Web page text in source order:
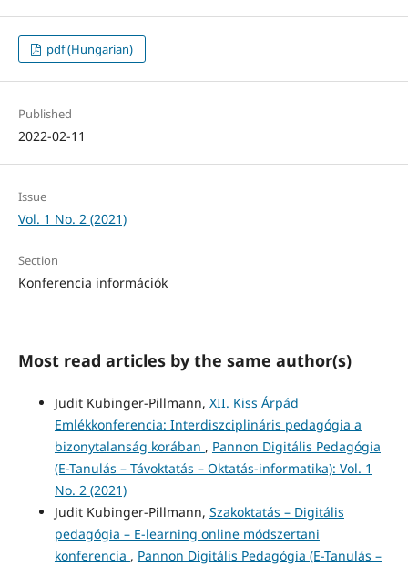
pdf (Hungarian)
Published
2022-02-11
Issue
Vol. 1 No. 2 (2021)
Section
Konferencia információk
Most read articles by the same author(s)
Judit Kubinger-Pillmann, XII. Kiss Árpád
Emlékkonferencia: Interdiszciplináris pedagógia a
bizonytalanság korában , Pannon Digitális Pedagógia
(E-Tanulás – Távoktatás – Oktatás-informatika): Vol. 1
No. 2 (2021)
Judit Kubinger-Pillmann, Szakoktatás – Digitális
pedagógia – E-learning online módszertani
konferencia , Pannon Digitális Pedagógia (E-Tanulás –